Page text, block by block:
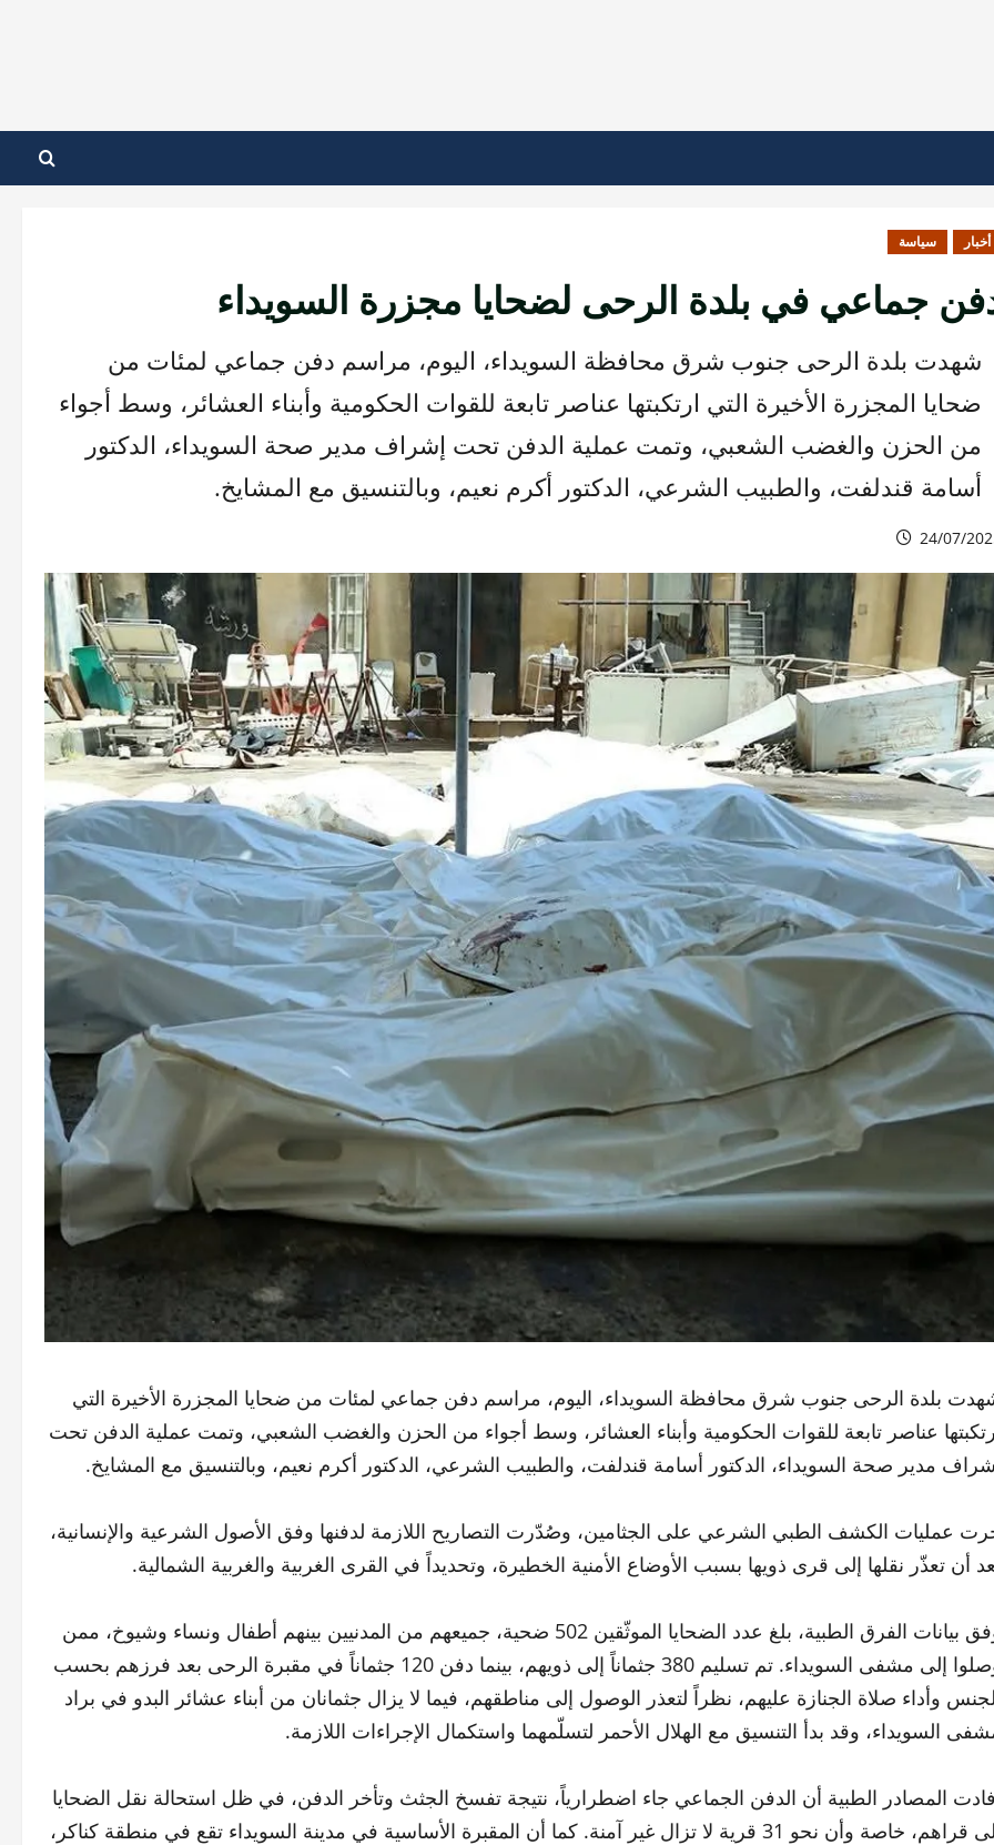
أخبار سياسة
جماعي في بلدة الرحى لضحايا مجزرة السويداء
شهدت بلدة الرحى جنوب شرق محافظة السويداء، اليوم، مراسم دفن جماعي لمئات من
ضحايا المجزرة الأخيرة التي ارتكبتها عناصر تابعة للقوات الحكومية وأبناء العشائر، وسط أجواء
من الحزن والغضب الشعبي، وتمت عملية الدفن تحت إشراف مدير صحة السويداء، الدكتور
أسامة قندلفت، والطبيب الشرعي، الدكتور أكرم نعيم، وبالتنسيق مع المشايخ.
24/07/
بلدة الرحى جنوب شرق محافظة السويداء، اليوم، مراسم دفن جماعي لمئات من ضحايا المجزرة الأخيرة التي
عناصر تابعة للقوات الحكومية وأبناء العشائر، وسط أجواء من الحزن والغضب الشعبي، وتمت عملية الدفن تحت
مدير صحة السويداء، الدكتور أسامة قندلفت، والطبيب الشرعي، الدكتور أكرم نعيم، وبالتنسيق مع المشايخ.
عمليات الكشف الطبي الشرعي على الجثامين، وصُدّرت التصاريح اللازمة لدفنها وفق الأصول الشرعية والإنسانية،
أن تعذّر نقلها إلى قرى ذويها بسبب الأوضاع الأمنية الخطيرة، وتحديداً في القرى الغربية والغربية الشمالية.
وفق بيانات الفرق الطبية، بلغ عدد الضحايا الموثّقين 502 ضحية، جميعهم من المدنيين بينهم أطفال ونساء وشيوخ، ممن
وصلوا إلى مشفى السويداء. تم تسليم 380 جثماناً إلى ذويهم، بينما دفن 120 جثماناً في مقبرة الرحى بعد فرزهم بحسب
وأداء صلاة الجنازة عليهم، نظراً لتعذر الوصول إلى مناطقهم، فيما لا يزال جثمانان من أبناء عشائر البدو في براد
السويداء، وقد بدأ التنسيق مع الهلال الأحمر لتسلّمهما واستكمال الإجراءات اللازمة.
المصادر الطبية أن الدفن الجماعي جاء اضطرارياً، نتيجة تفسخ الجثث وتأخر الدفن، في ظل استحالة نقل الضحايا
إلى قراهم، خاصة وأن نحو 31 قرية لا تزال غير آمنة. كما أن المقبرة الأساسية في مدينة السويداء تقع في منطقة كناكر،